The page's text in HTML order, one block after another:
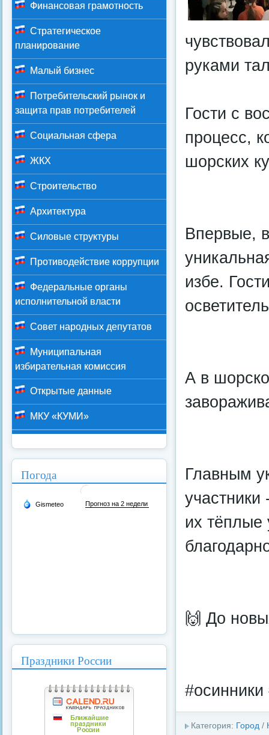
руками
Гости с
процесс,
шорских
Впервые,
избе.
А в
Главным
их тёплые
🙌 До
#осинники
Категория: Город /
Финансовая грамотность
Стратегическое
планирование
Малый бизнес
Потребительский рынок и
защита прав потребителей
Социальная сфера
ЖКХ
Строительство
Архитектура
Силовые структуры
Противодействие коррупции
Федеральные органы
исполнительной власти
Совет народных депутатов
Муниципальная
избирательная комиссия
Открытые данные
МКУ «КУМИ»
Погода
Праздники России